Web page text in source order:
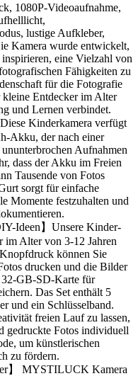
1080P-Videoaufnahme,
lustige Aufkleber,
Kamera wurde entwickelt,
eine Vielzahl von
Fähigkeiten zu
für die Fotografie
Entdecker im Alter
und Lernen verbindet.
Kinderkamera verfügt
Akku, der nach einer
Aufnahmen
dass der Akku im Freien
Tausende von Fotos
sorgt für einfache
Momente festzuhalten und
Ideen】Unsere Kinder-
im Alter von 3-12 Jahren
können Sie
drucken und die Bilder
32-GB-SD-Karte für
Das Set enthält 5
und ein Schlüsselband.
freien Lauf zu lassen,
gedruckte Fotos individuell
um künstlerischen
zu fördern.
】 MYSTILUCK Kamera